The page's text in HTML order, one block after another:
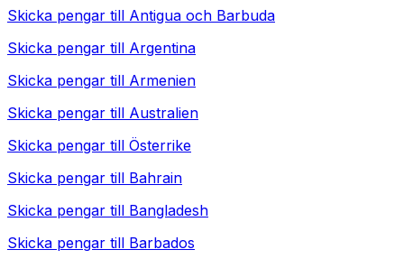
Skicka pengar till Antigua och Barbuda
Skicka pengar till Argentina
Skicka pengar till Armenien
Skicka pengar till Australien
Skicka pengar till Österrike
Skicka pengar till Bahrain
Skicka pengar till Bangladesh
Skicka pengar till Barbados